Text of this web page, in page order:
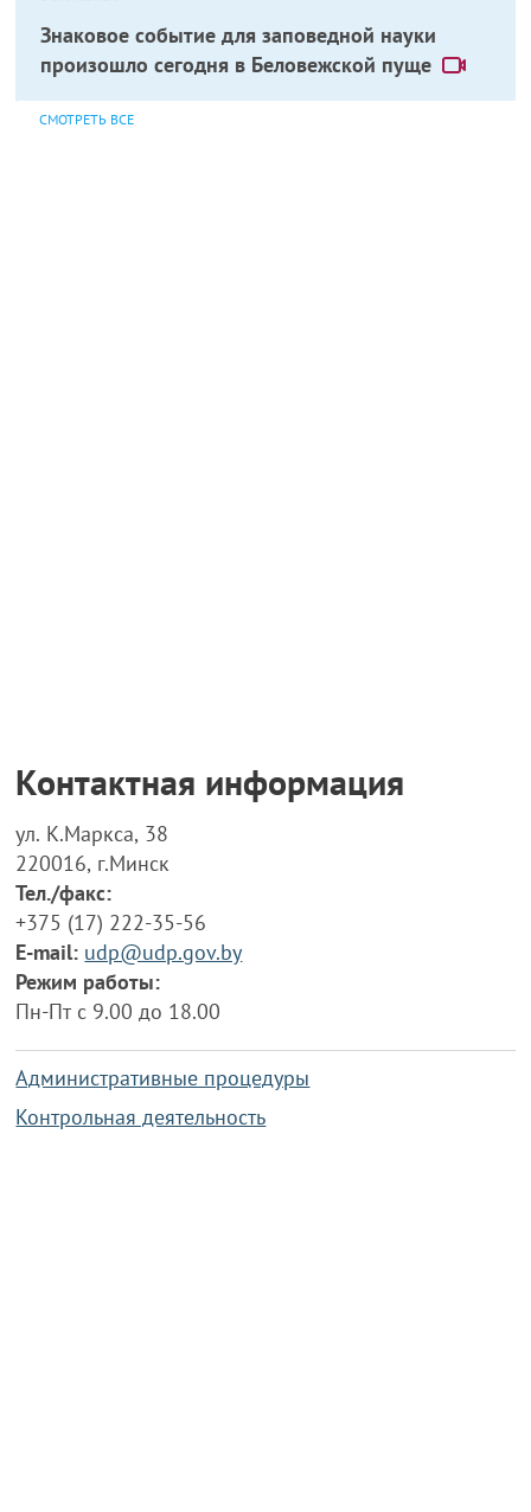
Знаковое событие для заповедной науки
произошло сегодня в Беловежской пуще
СМОТРЕТЬ ВСЕ
Контактная информация
ул. К.Маркса, 38
220016, г.Минск
Тел./факс:
+375 (17) 222-35-56
E-mail: udp@udp.gov.by
Режим работы:
Пн-Пт с 9.00 до 18.00
Административные процедуры
Контрольная деятельность